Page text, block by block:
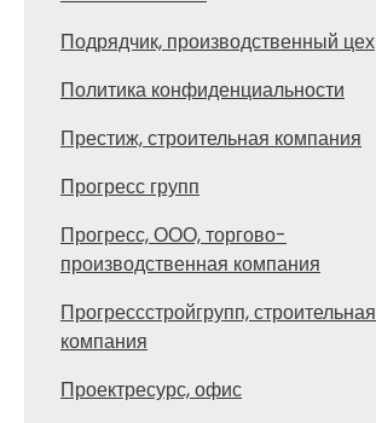
Подрядчик, производственный цех
Политика конфиденциальности
Престиж, строительная компания
Прогресс групп
Прогресс, ООО, торгово-
производственная компания
Прогрессстройгрупп, строительная
компания
Проектресурс, офис